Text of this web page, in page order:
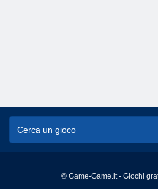
© Game-Game.it - Giochi